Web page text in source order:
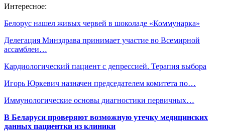
Интересное:
Белорус нашел живых червей в шоколаде «Коммунарка»
Делегация Минздрава принимает участие во Всемирной
ассамблеи…
Кардиологический пациент с депрессией. Терапия выбора
Игорь Юркевич назначен председателем комитета по…
Иммунологические основы диагностики первичных…
В Беларуси проверяют возможную утечку медицинских
данных пациентки из клиники